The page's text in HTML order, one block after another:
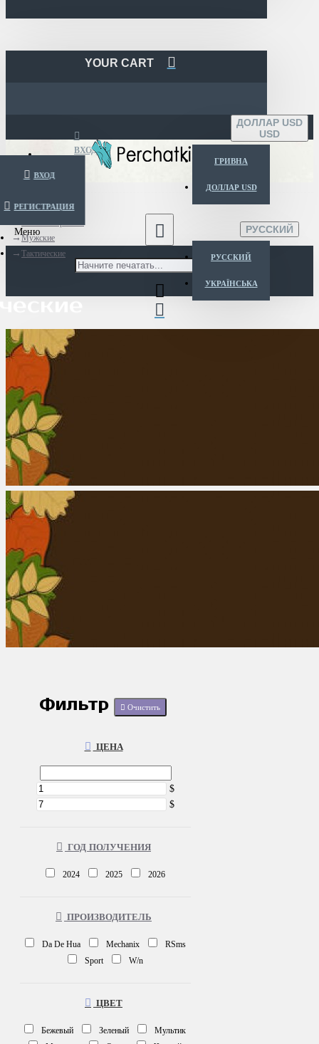
YOUR CART
ВХОД
ВХОД
РЕГИСТРАЦИЯ
ДОЛЛАР USD
USD
ГРИВНА
ДОЛЛАР USD
РУССКИЙ
РУССКИЙ
УКРАЇНСЬКА
Мужские
Тактические
Фильтр Очистить
ЦЕНА
$
$
ГОД ПОЛУЧЕНИЯ
2024 2025 2026
ПРОИЗВОДИТЕЛЬ
Da De Hua Mechanix
RSms
Sport
W/n
ЦВЕТ
Бежевый Зеленый
Мультик